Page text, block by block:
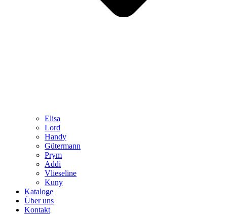
Elisa
Lord
Handy
Gütermann
Prym
Addi
Vlieseline
Kuny
Kataloge
Über uns
Kontakt